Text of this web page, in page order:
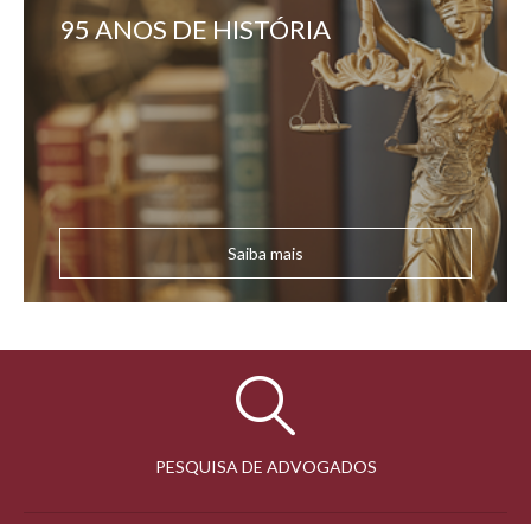
95 ANOS DE HISTÓRIA
Saiba mais
PESQUISA DE ADVOGADOS